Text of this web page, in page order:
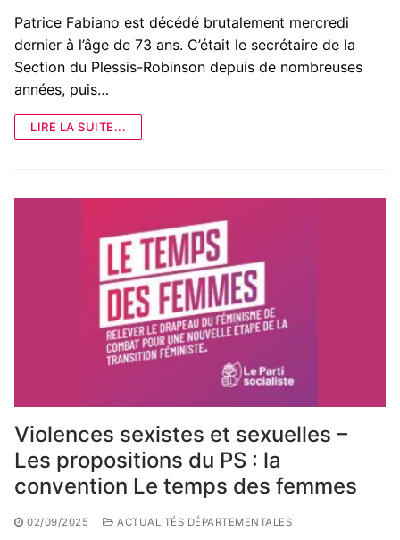
Patrice Fabiano est décédé brutalement mercredi
dernier à l’âge de 73 ans. C’était le secrétaire de la
Section du Plessis-Robinson depuis de nombreuses
années, puis…
LIRE LA SUITE...
Violences sexistes et sexuelles –
Les propositions du PS : la
convention Le temps des femmes
02/09/2025 ACTUALITÉS DÉPARTEMENTALES